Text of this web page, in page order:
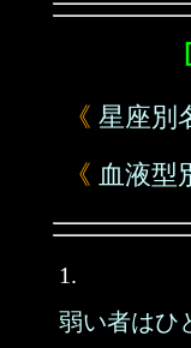
《 星座別
《 血液型
1.
弱い者はひ